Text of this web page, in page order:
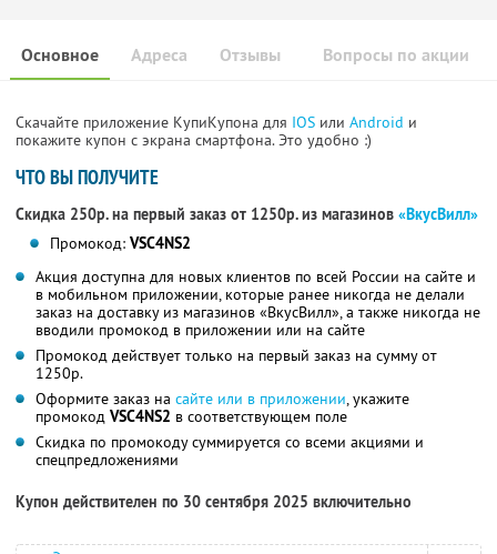
Основное Отзывы Вопросы по акции
Адреса
Скачайте приложение КупиКупона для IOS или Android и
покажите купон с экрана смартфона. Это удобно :)
ЧТО ВЫ ПОЛУЧИТЕ
Скидка 250р. на первый заказ от 1250р. из магазинов «ВкусВилл»
Промокод: VSC4NS2
Акция доступна для новых клиентов по всей России на сайте и
в мобильном приложении, которые ранее никогда не делали
заказ на доставку из магазинов «ВкусВилл», а также никогда не
вводили промокод в приложении или на сайте
Промокод действует только на первый заказ на сумму от
1250р.
Оформите заказ на сайте или в приложении, укажите
промокод VSC4NS2 в соответствующем поле
Скидка по промокоду суммируется со всеми акциями и
спецпредложениями
Купон действителен по 30 сентября 2025 включительно